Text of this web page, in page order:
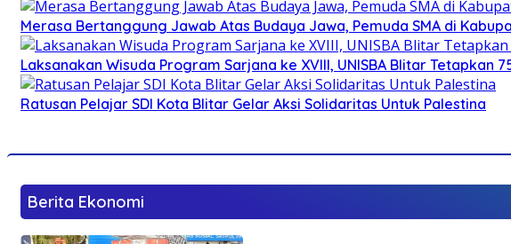
Merasa Bertanggung Jawab Atas Budaya Jawa, Pemuda SMA di
Laksanakan Wisuda Program Sarjana ke XVIII, UNISBA Blitar Tetapkan
Ratusan Pelajar SDI Kota Blitar Gelar Aksi Solidaritas Untuk Palestina
Berita Ekonomi